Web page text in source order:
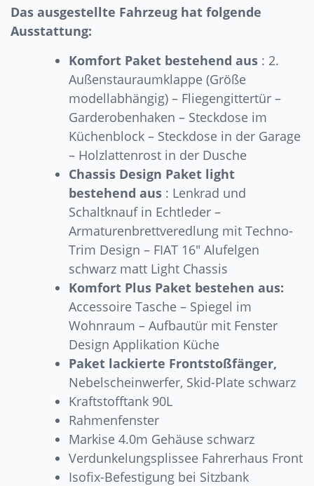
Das ausgestellte Fahrzeug hat folgende
Ausstattung:
Komfort Paket bestehend aus : 2.
Außenstauraumklappe (Größe
modellabhängig) – Fliegengittertür –
Garderobenhaken – Steckdose im
Küchenblock – Steckdose in der Garage
– Holzlattenrost in der Dusche
Chassis Design Paket light
bestehend aus : Lenkrad und
Schaltknauf in Echtleder –
Armaturenbrettveredlung mit Techno-
Trim Design – FIAT 16″ Alufelgen
schwarz matt Light Chassis
Komfort Plus Paket bestehen aus:
Accessoire Tasche – Spiegel im
Wohnraum – Aufbautür mit Fenster
Design Applikation Küche
Paket lackierte Frontstoßfänger,
Nebelscheinwerfer, Skid-Plate schwarz
Kraftstofftank 90L
Rahmenfenster
Markise 4.0m Gehäuse schwarz
Verdunkelungsplissee Fahrerhaus Front
Isofix-Befestigung bei Sitzbank